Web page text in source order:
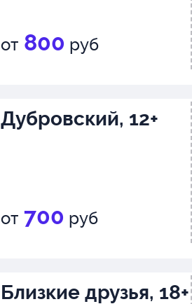
от 800 руб
Дубровский, 12+
от 700 руб
Близкие друзья, 18+